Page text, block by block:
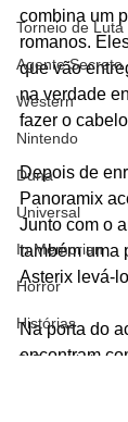
Torneio de Luta
Agente Secreto
Western
Nintendo
Duna
Universal
In Memorian
Horror
Histórias
O
combina um
romanos.
que vão
na verdade
fazer o
Depois de
Panoramix
Junto com o
também uma
Asterix levá-
Na porta do
encontram